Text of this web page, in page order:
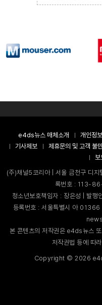
e4ds뉴스 매체소개 개인정
기사제보
제휴문의 및 고객 불
보
(주)채널5코리아 | 서울 금천구 디
록번호 : 113-
청소년보호책임자 : 장은성 | 발
등록번호 : 서울특별시 아
본 콘텐츠의 저작권은 e4ds뉴스
저작권법 등에 따
Copyright ©2026